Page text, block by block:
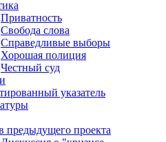
Приватность
Свобода слова
Справедливые выборы
Хорошая полиция
Честный суд
указатель
предыдущего проекта